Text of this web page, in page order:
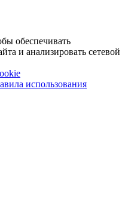
обеспечивать
и анализировать сетевой
использования